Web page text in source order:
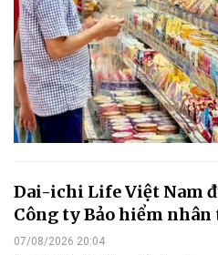
Dai-ichi Life Việt Nam
Công ty Bảo hiểm nhân
07/08/2026 20:04